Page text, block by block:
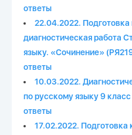
ответы
22.04.2022.
диагностическая работа
языку. «Сочинение»
ответы
10.03.2022.
по русскому языку 9
ответы
17.02.2022. Подготовка